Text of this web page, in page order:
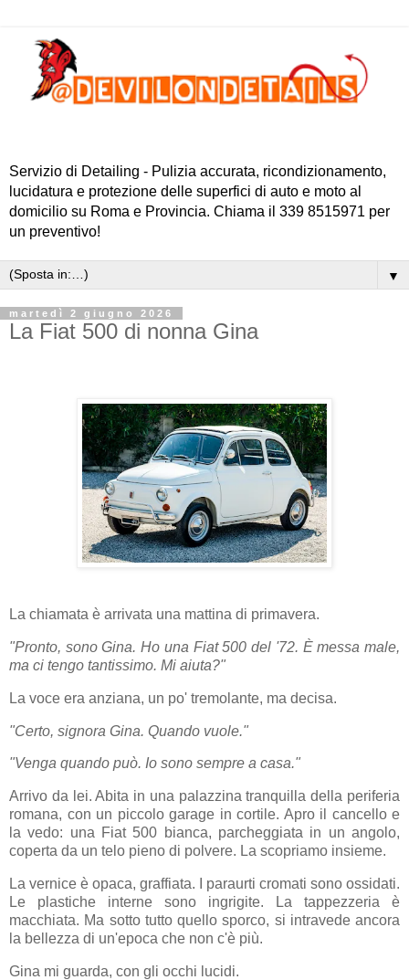
Servizio di Detailing - Pulizia accurata, ricondizionamento,
lucidatura e protezione delle superfici di auto e moto al
domicilio su Roma e Provincia. Chiama il 339 8515971 per
un preventivo!
▼
martedì 2 giugno 2026
La Fiat 500 di nonna Gina
La chiamata è arrivata una mattina di primavera.
"Pronto, sono Gina. Ho una Fiat 500 del '72. È messa male,
ma ci tengo tantissimo. Mi aiuta?"
La voce era anziana, un po' tremolante, ma decisa.
"Certo, signora Gina. Quando vuole."
"Venga quando può. Io sono sempre a casa."
Arrivo da lei. Abita in una palazzina tranquilla della periferia
romana, con un piccolo garage in cortile. Apro il cancello e
la vedo: una Fiat 500 bianca, parcheggiata in un angolo,
coperta da un telo pieno di polvere. La scopriamo insieme.
La vernice è opaca, graffiata. I paraurti cromati sono ossidati.
Le plastiche interne sono ingrigite. La tappezzeria è
macchiata. Ma sotto tutto quello sporco, si intravede ancora
la bellezza di un'epoca che non c'è più.
Gina mi guarda, con gli occhi lucidi.